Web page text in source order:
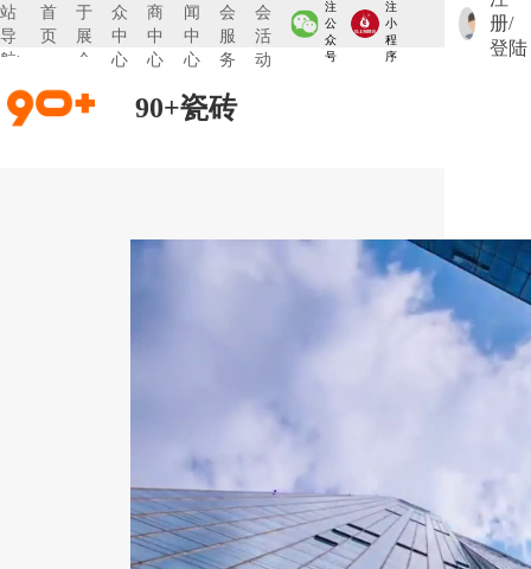
站
导
航:
首
页
于
展
会
众
中
心
商
中
心
闻
中
心
会
服
务
会
活
动
注
公
众
号
注
小
程
序
册/
登陆
90+瓷砖